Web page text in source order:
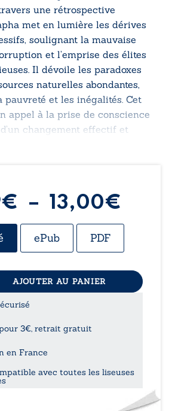
une rétrospective
met en lumière les dérives
soulignant la mauvaise
et l’emprise des élites
Il dévoile les paradoxes
naturelles abondantes,
et les inégalités. Cet
appel à la prise de conscience
changement effectif et
€ – 13,00€
de
ePub PDF
AJOUTER AU PANIER
3€, retrait gratuit
en France
avec toutes les liseuses